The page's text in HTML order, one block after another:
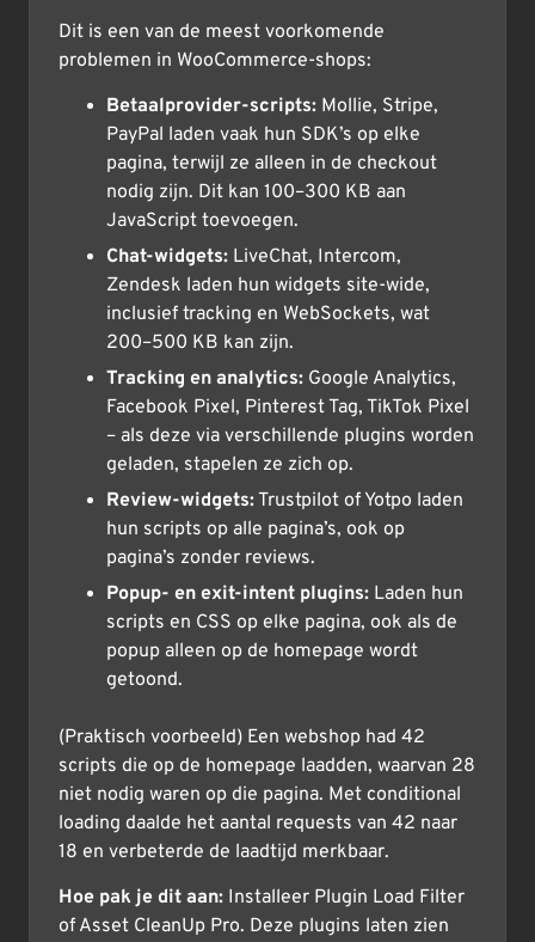
Dit is een van de meest voorkomende
problemen in WooCommerce-shops:
Betaalprovider-scripts: Mollie, Stripe,
PayPal laden vaak hun SDK’s op elke
pagina, terwijl ze alleen in de checkout
nodig zijn. Dit kan 100–300 KB aan
JavaScript toevoegen.
Chat-widgets: LiveChat, Intercom,
Zendesk laden hun widgets site-wide,
inclusief tracking en WebSockets, wat
200–500 KB kan zijn.
Tracking en analytics: Google Analytics,
Facebook Pixel, Pinterest Tag, TikTok Pixel
– als deze via verschillende plugins worden
geladen, stapelen ze zich op.
Review-widgets:Trustpilot of Yotpo laden
hun scripts op alle pagina’s, ook op
pagina’s zonder reviews.
Popup- en exit-intent plugins: Laden hun
scripts en CSS op elke pagina, ook als de
popup alleen op de homepage wordt
getoond.
(Praktisch voorbeeld) Een webshop had 42
scripts die op de homepage laadden, waarvan 28
niet nodig waren op die pagina. Met conditional
loading daalde het aantal requests van 42 naar
18 en verbeterde de laadtijd merkbaar.
Hoe pak je dit aan: Installeer Plugin Load Filter
of Asset CleanUp Pro. Deze plugins laten zien